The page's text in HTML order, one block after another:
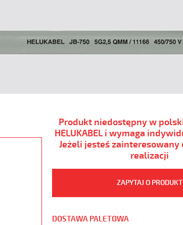
Produkt niedostępny w
HELUKABEL i wymaga
Jeżeli jesteś zainteresowany
realizacji
ZAPYTAJ O PRODUKT
DOSTAWA PALETOWA